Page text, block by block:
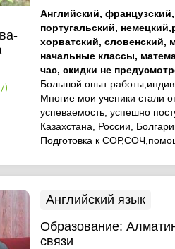
Английский,
португальский,
хорватский, словенский,
начальные классы,
час, скидки не
Большой опыт
Многие мои ученики стали
успеваемость, успешно
Казахстана, России,
Подготовка к
Английский язык
Образование:
связи